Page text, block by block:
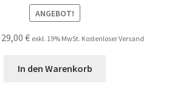
ANGEBOT!
Ursprünglicher
29,00€Aktueller
ist:
exkl. 19% MwSt. Kostenloser Versand
In den Warenkorb